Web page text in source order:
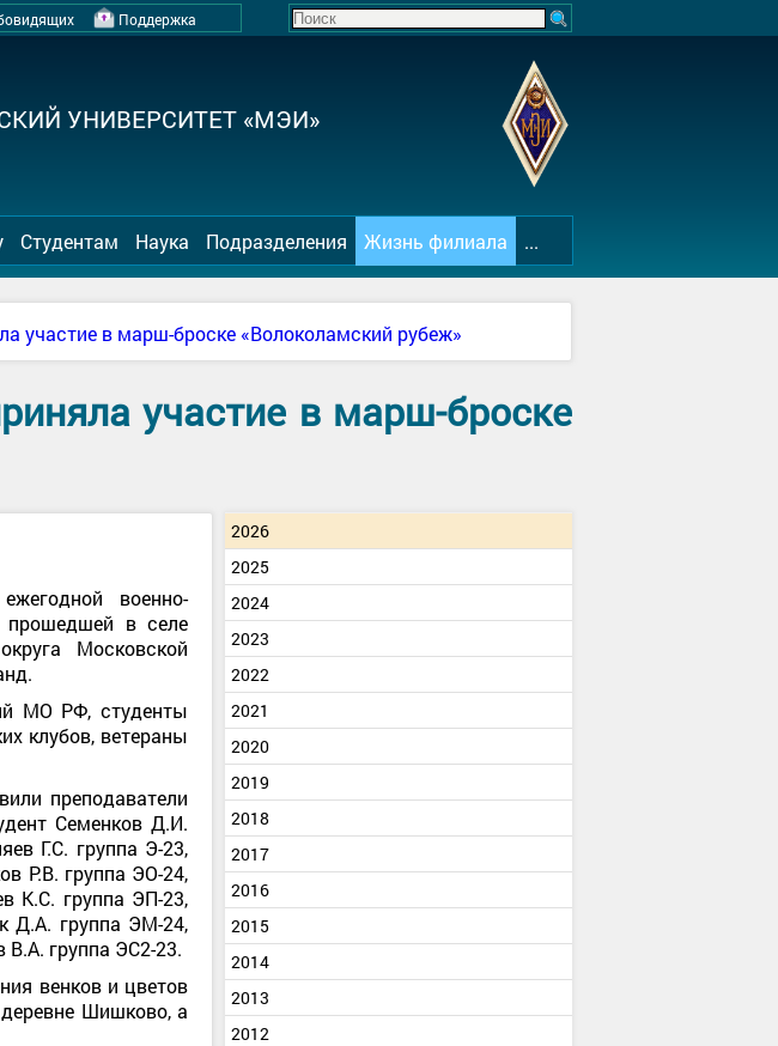
Поддержка
УНИВЕРСИТЕТ «МЭИ»
Студентам Наука Подразделения Жизнь филиала ...
участие в марш-броске «Волоколамский рубеж»
участие в марш-броске
2026
2025
2024
2023
2022
2021
2020
2019
2018
2017
2016
2015
2014
2013
2012
военно-
прошедшей в селе
Московской
МО РФ, студенты
клубов, ветераны
преподаватели
Семенков Д.И.
Г.С. группа Э-23,
Р.В. группа ЭО-24,
К.С. группа ЭП-23,
Д.А. группа ЭМ-24,
В.А. группа ЭС2-23.
венков и цветов
Шишково, а